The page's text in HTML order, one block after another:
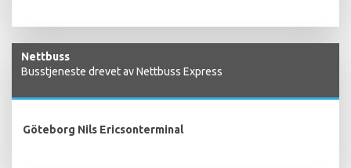
Nettbuss
Busstjeneste drevet av Nettbuss Express
Göteborg Nils Ericsonterminal